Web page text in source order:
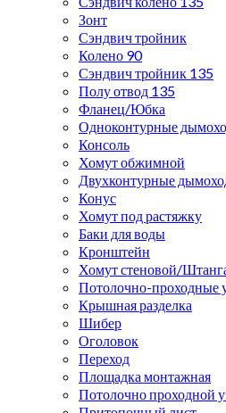
Зонт
Сэндвич тройник
Колено 90
Сэндвич тройник 135
Полу отвод 135
Фланец/Юбка
Одноконтурные
Консоль
Хомут обжимной
Двухконтурные
Конус
Хомут под растяжку
Баки для воды
Кронштейн
Хомут стеновой/
Потолочно-проходные
Крышная разделка
Шибер
Оголовок
Переход
Площадка монтажная
Потолочно проходной